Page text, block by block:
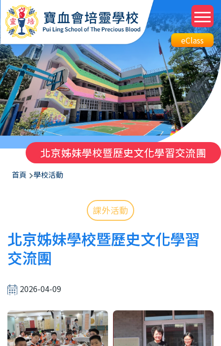
移至主內容
Top
eClass
Btn
eClass
北京姊妹學校暨歷史文化學習交流團
導
首頁 學校活動
課外活動
北京姊妹學校暨歷史文化學習
交流團
2026-04-09